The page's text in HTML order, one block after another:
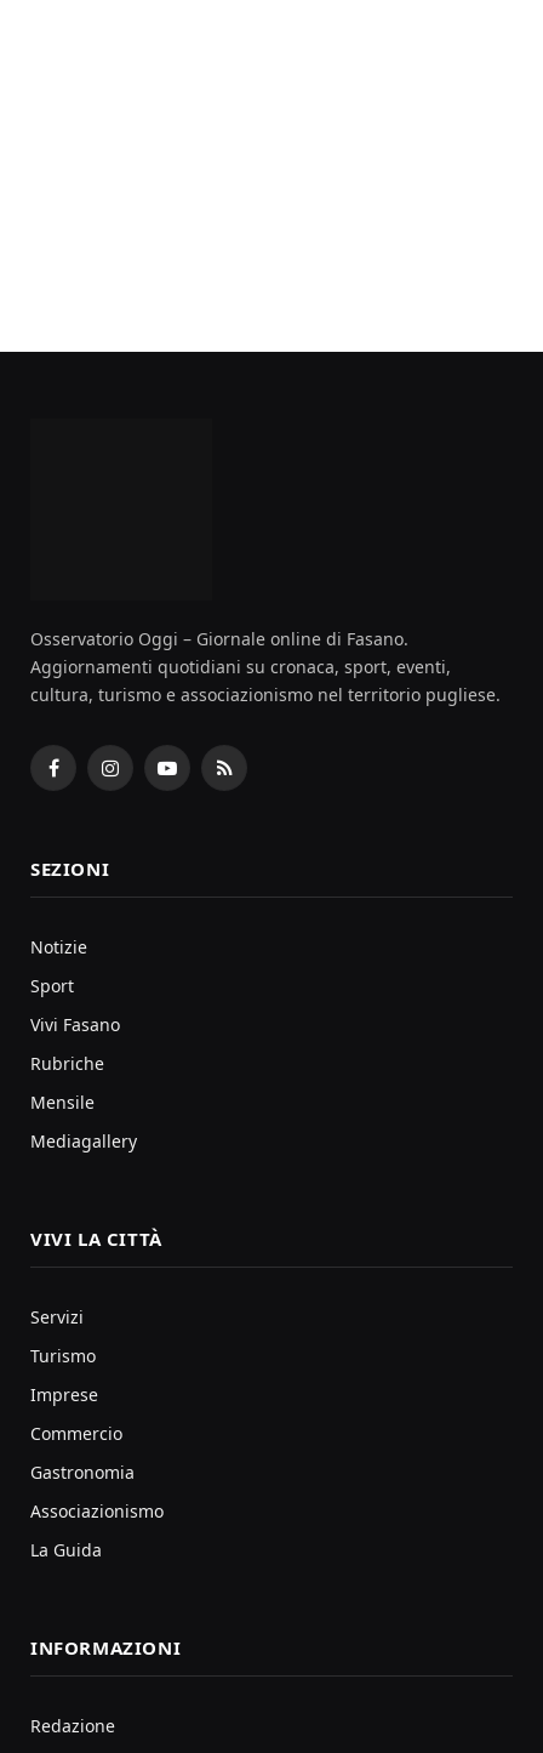
Osservatorio Oggi – Giornale online di Fasano.
Aggiornamenti quotidiani su cronaca, sport, eventi,
cultura, turismo e associazionismo nel territorio pugliese.
FacebookInstagramYouTubeRSS
SEZIONI
Notizie
Sport
Vivi Fasano
Rubriche
Mensile
Mediagallery
VIVI LA CITTÀ
Servizi
Turismo
Imprese
Commercio
Gastronomia
Associazionismo
La Guida
INFORMAZIONI
Redazione